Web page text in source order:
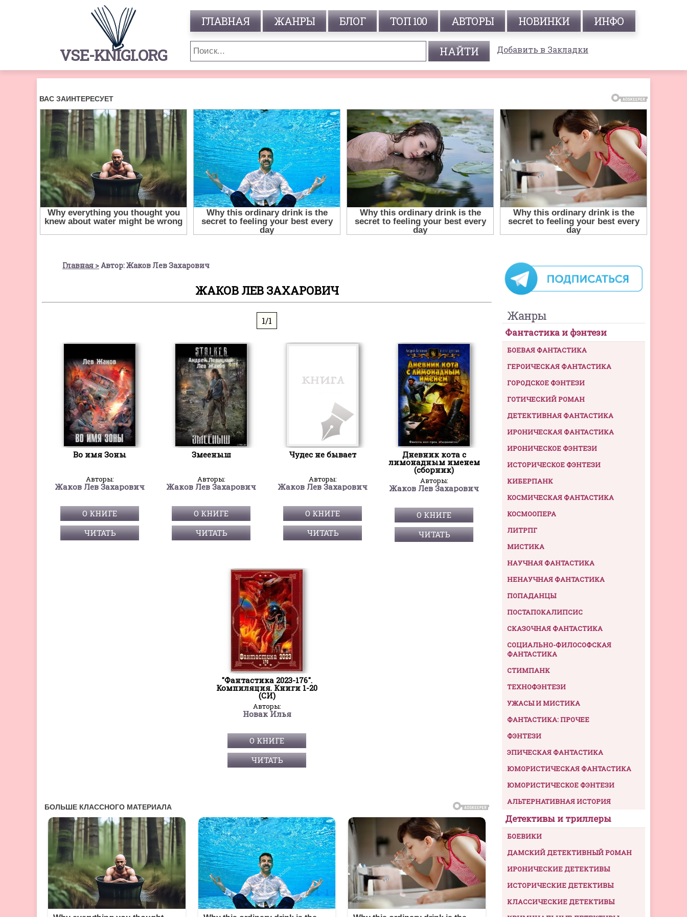
VSE-KNIGI.ORG
ГЛАВНАЯ ЖАНРЫ БЛОГ ТОП 100 АВТОРЫ НОВИНКИ ИНФО
Добавить в Закладки
Главная Автор: Жаков Лев Захарович
ЖАКОВ ЛЕВ ЗАХАРОВИЧ
1/1
Во имя Зоны
Авторы:
Жаков Лев Захарович
О КНИГЕ
ЧИТАТЬ
Змееныш
Авторы:
Жаков Лев Захарович
О КНИГЕ
ЧИТАТЬ
Чудес не бывает
Авторы:
Жаков Лев Захарович
О КНИГЕ
ЧИТАТЬ
Дневник кота с
лимонадным именем
(сборник)
Авторы:
Жаков Лев Захарович
О КНИГЕ
ЧИТАТЬ
"Фантастика 2023-176".
Компиляция. Книги 1-20
(СИ)
Авторы:
Новак Илья
О КНИГЕ
ЧИТАТЬ
Жанры
Фантастика и фэнтези
БОЕВАЯ ФАНТАСТИКА
ГЕРОИЧЕСКАЯ ФАНТАСТИКА
ГОРОДСКОЕ ФЭНТЕЗИ
ГОТИЧЕСКИЙ РОМАН
ДЕТЕКТИВНАЯ ФАНТАСТИКА
ИРОНИЧЕСКАЯ ФАНТАСТИКА
ИРОНИЧЕСКОЕ ФЭНТЕЗИ
ИСТОРИЧЕСКОЕ ФЭНТЕЗИ
КИБЕРПАНК
КОСМИЧЕСКАЯ ФАНТАСТИКА
КОСМООПЕРА
ЛИТРПГ
МИСТИКА
НАУЧНАЯ ФАНТАСТИКА
НЕНАУЧНАЯ ФАНТАСТИКА
ПОПАДАНЦЫ
ПОСТАПОКАЛИПСИС
СКАЗОЧНАЯ ФАНТАСТИКА
СОЦИАЛЬНО-ФИЛОСОФСКАЯ
ФАНТАСТИКА
СТИМПАНК
ТЕХНОФЭНТЕЗИ
УЖАСЫ И МИСТИКА
ФАНТАСТИКА: ПРОЧЕЕ
ФЭНТЕЗИ
ЭПИЧЕСКАЯ ФАНТАСТИКА
ЮМОРИСТИЧЕСКАЯ ФАНТАСТИКА
ЮМОРИСТИЧЕСКОЕ ФЭНТЕЗИ
АЛЬТЕРНАТИВНАЯ ИСТОРИЯ
Детективы и триллеры
БОЕВИКИ
ДАМСКИЙ ДЕТЕКТИВНЫЙ РОМАН
ИРОНИЧЕСКИЕ ДЕТЕКТИВЫ
ИСТОРИЧЕСКИЕ ДЕТЕКТИВЫ
КЛАССИЧЕСКИЕ ДЕТЕКТИВЫ